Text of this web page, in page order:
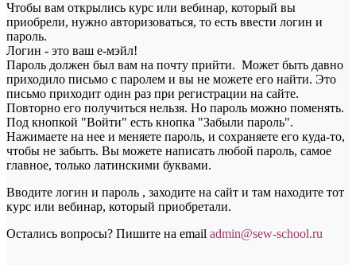
Чтобы вам открылись курс или вебинар, который вы
приобрели, нужно авторизоваться, то есть ввести логин и
пароль.
Логин - это ваш е-мэйл!
Пароль должен был вам на почту прийти. Может быть давно
приходило письмо с паролем и вы не можете его найти. Это
письмо приходит один раз при регистрации на сайте.
Повторно его получиться нельзя. Но пароль можно поменять.
Под кнопкой "Войти" есть кнопка "Забыли пароль".
Нажимаете на нее и меняете пароль, и сохраняете его куда-то,
чтобы не забыть. Вы можете написать любой пароль, самое
главное, только латинскими буквами.
Вводите логин и пароль , заходите на сайт и там находите тот
курс или вебинар, который приобретали.
Остались вопросы? Пишите на email admin@sew-school.ru